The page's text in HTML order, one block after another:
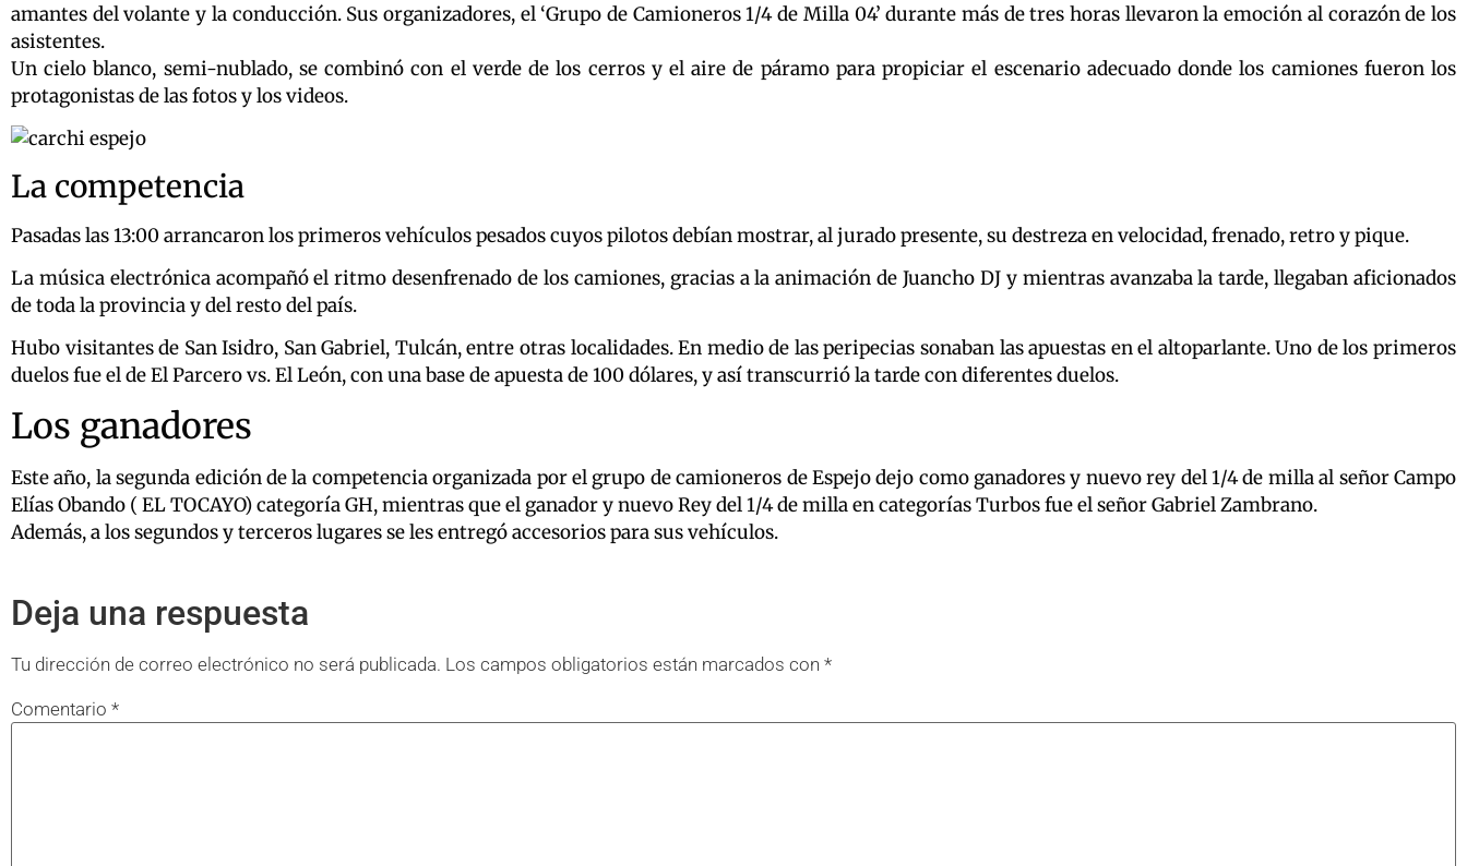
amantes del volante y la conducción. Sus organizadores, el ‘Grupo de Camioneros 1/4 de Milla 04’ durante más de tres horas llevaron la emoción al corazón de los
asistentes.
Un cielo blanco, semi-nublado, se combinó con el verde de los cerros y el aire de páramo para propiciar el escenario adecuado donde los camiones fueron los
protagonistas de las fotos y los videos.
La competencia
Pasadas las 13:00 arrancaron los primeros vehículos pesados cuyos pilotos debían mostrar, al jurado presente, su destreza en velocidad, frenado, retro y pique.
La música electrónica acompañó el ritmo desenfrenado de los camiones, gracias a la animación de Juancho DJ y mientras avanzaba la tarde, llegaban aficionados
de toda la provincia y del resto del país.
Hubo visitantes de San Isidro, San Gabriel, Tulcán, entre otras localidades. En medio de las peripecias sonaban las apuestas en el altoparlante. Uno de los primeros
duelos fue el de El Parcero vs. El León, con una base de apuesta de 100 dólares, y así transcurrió la tarde con diferentes duelos.
Los ganadores
Este año, la segunda edición de la competencia organizada por el grupo de camioneros de Espejo dejo como ganadores y nuevo rey del 1/4 de milla al señor Campo
Elías Obando ( EL TOCAYO) categoría GH, mientras que el ganador y nuevo Rey del 1/4 de milla en categorías Turbos fue el señor Gabriel Zambrano.
Además, a los segundos y terceros lugares se les entregó accesorios para sus vehículos.
Deja una respuesta
Tu dirección de correo electrónico no será publicada. Los campos obligatorios están marcados con *
Comentario *